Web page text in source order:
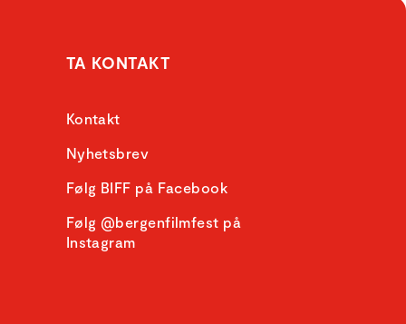
TA KONTAKT
Kontakt
Nyhetsbrev
Følg BIFF på Facebook
Følg @bergenfilmfest på
Instagram